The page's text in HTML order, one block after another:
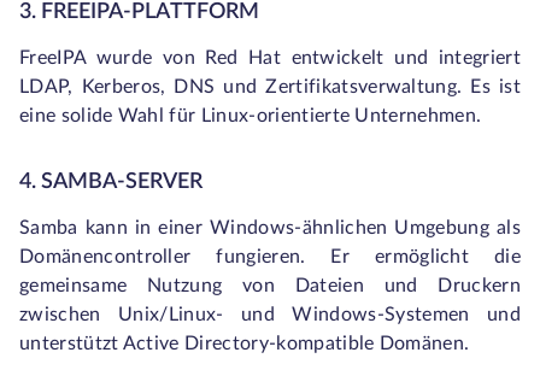
3. FREEIPA-PLATTFORM
FreeIPA wurde von Red Hat entwickelt und integriert
LDAP, Kerberos, DNS und Zertifikatsverwaltung. Es ist
eine solide Wahl für Linux-orientierte Unternehmen.
4. SAMBA-SERVER
Samba kann in einer Windows-ähnlichen Umgebung als
Domänencontroller fungieren. Er ermöglicht die
gemeinsame Nutzung von Dateien und Druckern
zwischen Unix/Linux- und Windows-Systemen und
unterstützt Active Directory-kompatible Domänen.